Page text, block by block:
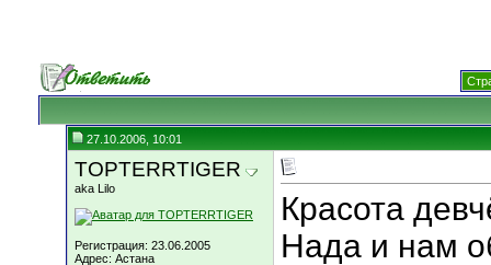
27.10.2006, 10:01
TOPTERRTIGER
aka Lilo
Регистрация: 23.06.2005
Адрес: Астана
Красота
Нада и нам